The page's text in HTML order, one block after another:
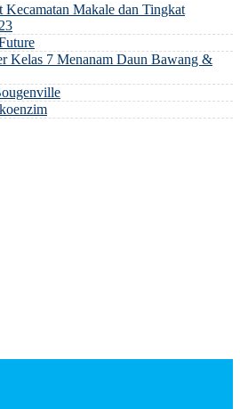
Kecamatan Makale dan Tingkat
Kelas 7 Menanam Daun Bawang &